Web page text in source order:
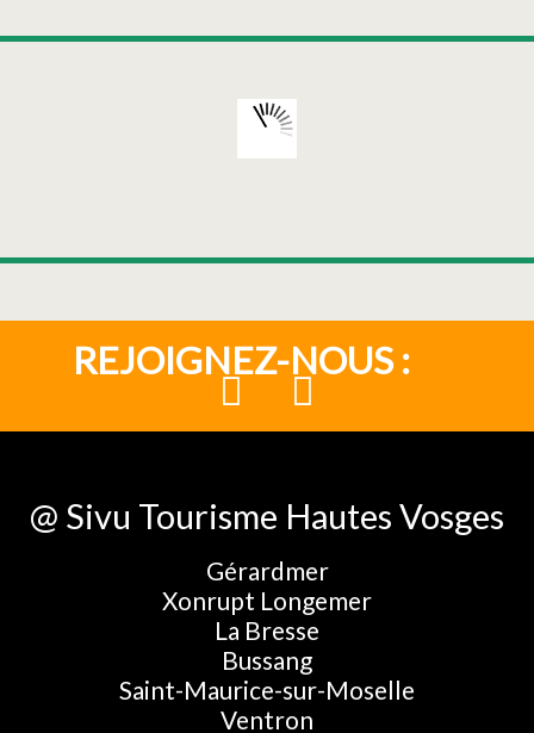
REJOIGNEZ-NOUS :
@ Sivu Tourisme Hautes Vosges
Gérardmer
Xonrupt Longemer
La Bresse
Bussang
Saint-Maurice-sur-Moselle
Ventron